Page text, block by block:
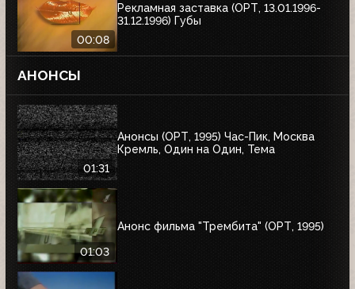
00:08
Рекламная заставка (ОРТ, 13.01.1996-
31.12.1996) Губы
АНОНСЫ
01:31
Анонсы (ОРТ, 1995) Час-Пик, Москва
Кремль, Один на Один, Тема
01:03
Анонс фильма "Трембита" (ОРТ, 1995)